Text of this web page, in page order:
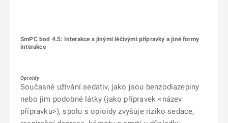
SmPC bod 4.5: Interakce s jinými léčivými přípravky a jiné formy
interakce
Opioidy
Současné užívání sedativ, jako jsou benzodiazepiny
nebo jim podobné látky (jako přípravek <název
přípravku>), spolu s opioidy zvyšuje riziko sedace,